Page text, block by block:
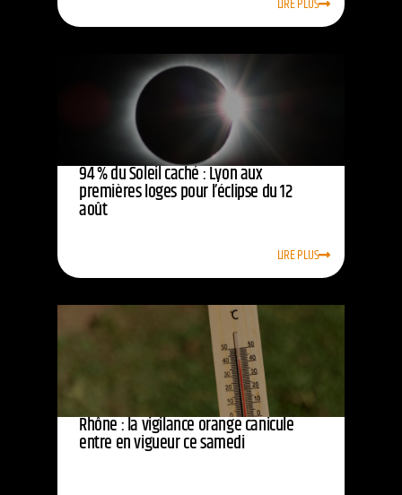
LIRE PLUS
94 % du Soleil caché : Lyon aux
premières loges pour l’éclipse du 12
août
LIRE PLUS
Rhône : la vigilance orange canicule
entre en vigueur ce samedi